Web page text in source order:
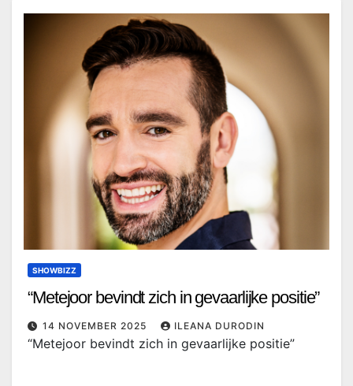
SHOWBIZZ
“Metejoor bevindt zich in gevaarlijke positie”
14 NOVEMBER 2025 ILEANA DURODIN
“Metejoor bevindt zich in gevaarlijke positie”